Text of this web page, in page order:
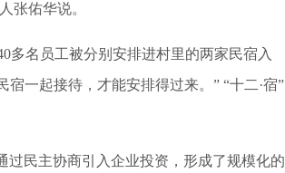
张佑华说。
名员工被分别安排进村里的两家民宿入
一起接待，才能安排得过来。” “十二·宿
民主协商引入企业投资，形成了规模化